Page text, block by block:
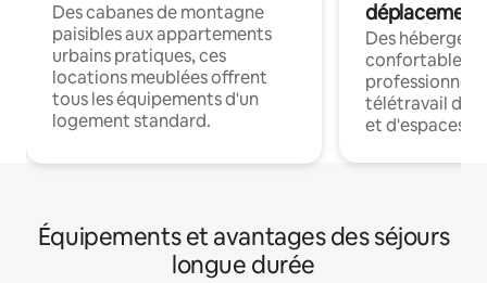
Des cabanes de montagne
paisibles aux appartements
urbains pratiques, ces
locations meublées offrent
tous les équipements d'un
logement standard.
déplacement
Des
confortables
professionnels
télétravail
et d'espaces
Équipements et avantages des séjours
longue durée